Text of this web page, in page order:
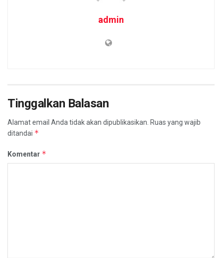
admin
Tinggalkan Balasan
Alamat email Anda tidak akan dipublikasikan. Ruas yang wajib
ditandai *
Komentar *